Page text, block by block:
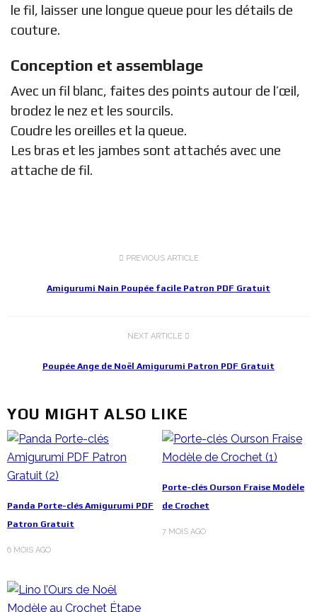
le fil, laisser une longue queue pour les détails de
couture.
Conception et assemblage
Avec un fil blanc, faites des points autour de l’œil,
brodez le nez et les sourcils.
Coudre les oreilles et la queue.
Les bras et les jambes sont attachés avec une
attache de fil.
PREVIOUS ARTICLE
Amigurumi Nain Poupée facile Patron PDF Gratuit
NEXT ARTICLE
Poupée Ange de Noël Amigurumi Patron PDF Gratuit
YOU MIGHT ALSO LIKE
Panda Porte-clés Amigurumi PDF
Patron Gratuit
6 MOIS AGO
Porte-clés Ourson Fraise Modèle
de Crochet
7 MOIS AGO